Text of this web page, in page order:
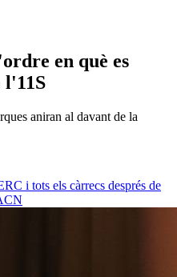
en què es
l'11S
aniran al davant de la
i tots els càrrecs després de